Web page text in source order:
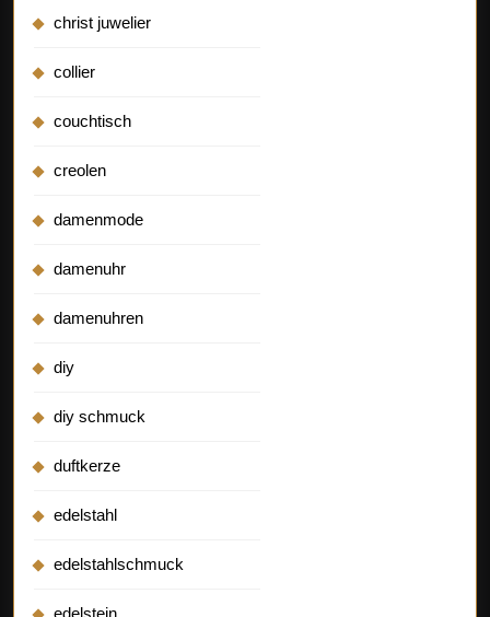
christ juwelier
collier
couchtisch
creolen
damenmode
damenuhr
damenuhren
diy
diy schmuck
duftkerze
edelstahl
edelstahlschmuck
edelstein